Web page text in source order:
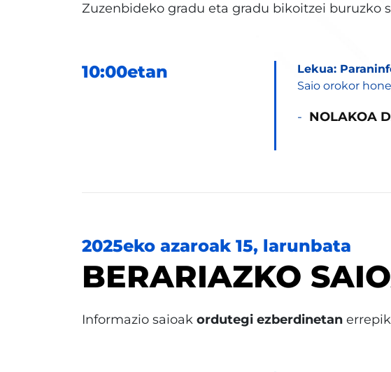
Zuzenbideko gradu eta gradu bikoitzei buruzko
10:00etan
Lekua:
Saio orokor
NOLAKOA
2025eko azaroak 15, larunbata
BERARIAZKO
Informazio saioak ordutegi ezberdinetan